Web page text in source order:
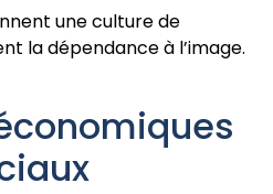
une culture de
la dépendance à l’image.